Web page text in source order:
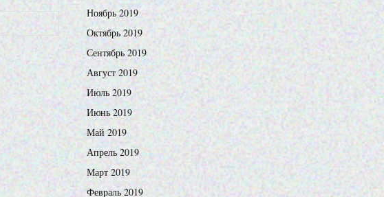
Ноябрь 2019
Октябрь 2019
Сентябрь 2019
Август 2019
Июль 2019
Июнь 2019
Май 2019
Апрель 2019
Март 2019
Февраль 2019